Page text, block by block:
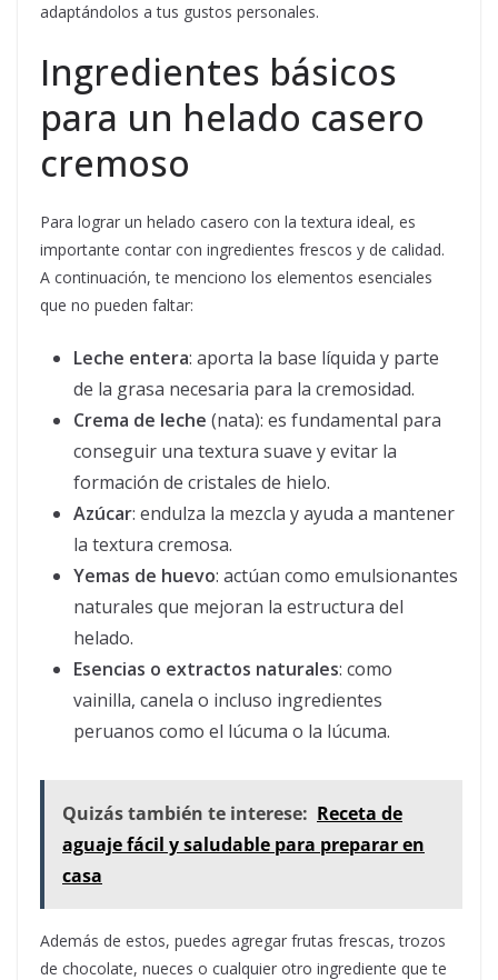
adaptándolos a tus gustos personales.
Ingredientes básicos
para un helado casero
cremoso
Para lograr un helado casero con la textura ideal, es
importante contar con ingredientes frescos y de calidad.
A continuación, te menciono los elementos esenciales
que no pueden faltar:
Leche entera: aporta la base líquida y parte
de la grasa necesaria para la cremosidad.
Crema de leche (nata): es fundamental para
conseguir una textura suave y evitar la
formación de cristales de hielo.
Azúcar: endulza la mezcla y ayuda a mantener
la textura cremosa.
Yemas de huevo: actúan como emulsionantes
naturales que mejoran la estructura del
helado.
Esencias o extractos naturales: como
vainilla, canela o incluso ingredientes
peruanos como el lúcuma o la lúcuma.
Quizás también te interese: Receta de
aguaje fácil y saludable para preparar en
casa
Además de estos, puedes agregar frutas frescas, trozos
de chocolate, nueces o cualquier otro ingrediente que te